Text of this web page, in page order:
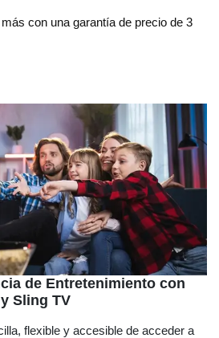
con una garantía de precio de 3
de Entretenimiento con
Sling TV
flexible y accesible de acceder a